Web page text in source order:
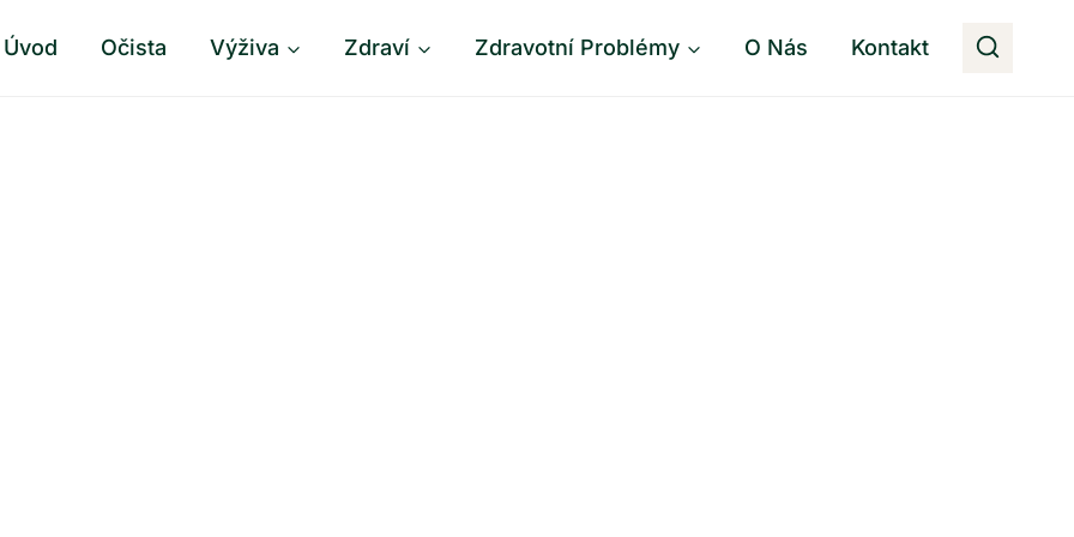
Úvod Očista Výživa Zdraví Zdravotní Problémy O Nás Kontakt